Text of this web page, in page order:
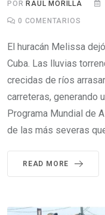
POR RAÚL MORILLA
0 COMENTARIOS
El huracán Melissa
Cuba. Las lluvias
crecidas de ríos
carreteras, generando
Programa Mundial de
de las más severas
READ MORE